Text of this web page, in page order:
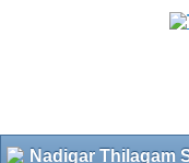
Nadigar Thilagam